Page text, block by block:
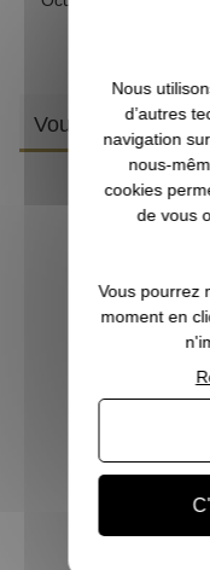
Vous aimerez
Nous
d’autres
navigation
nous-
cookies
de vous
Vous pourrez
moment en